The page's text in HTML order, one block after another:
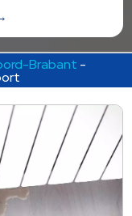
Brabant -